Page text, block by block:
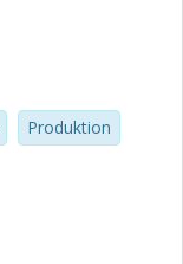
Produktion